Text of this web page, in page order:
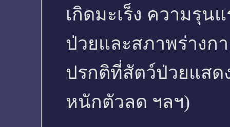
เกิดมะเร็ง ความรุ
ป่วยและสภาพร่างก
ปรกติที่สัตว์ป่วยแสด
หนักตัวลด ฯลฯ)